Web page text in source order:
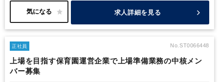
求人詳細を見る
正社員 No.ST0066448
上場を目指す保育園運営企業で上場準備業務の中核メン
バー募集